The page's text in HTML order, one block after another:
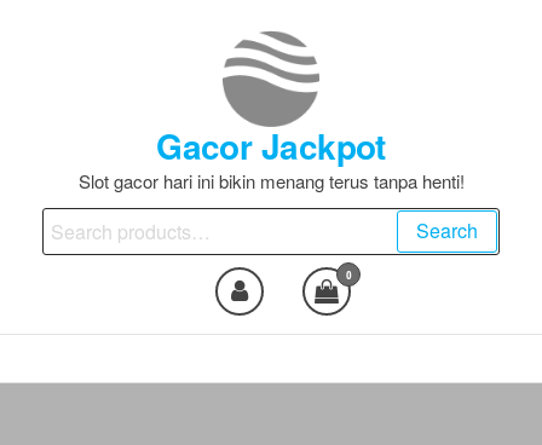
Gacor Jackpot
Slot gacor hari ini bikin menang terus tanpa henti!
Search
for:
Search
0